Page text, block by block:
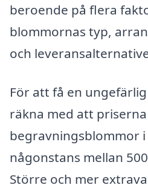
beroende på flera
blommornas typ,
och
För att få en
räkna med att
begravningsblommor
någonstans mellan
Större och mer